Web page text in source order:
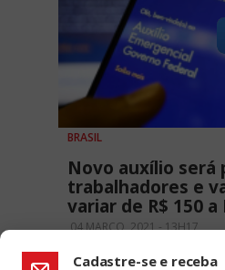
BRASIL
Novo auxílio será
trabalhadores e
variar de R$ 150 a
04 MARÇO, 2021 - 13H17
Cadastre-se e receba